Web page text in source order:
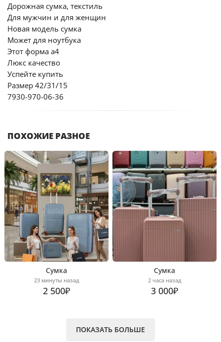
Дорожная сумка, текстиль
Для мужчин и для женщин
Новая модель сумка
Может для ноутбука
Этот форма a4
Люкс качество
Успейте купить
Размер 42/31/15
7930-970-06-36
ПОХОЖИЕ РАЗНОЕ
Сумка
23 минуты назад
2 500₽
Сумка
2 часа назад
3 000₽
ПОКАЗАТЬ БОЛЬШЕ